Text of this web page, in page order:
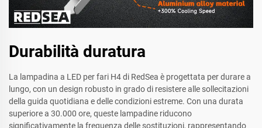
Durabilità duratura
La lampadina a LED per fari H4 di RedSea è progettata per durare a
lungo, con un design robusto in grado di resistere alle sollecitazioni
della guida quotidiana e delle condizioni estreme. Con una durata
superiore a 30.000 ore, queste lampadine riducono
significativamente la frequenza delle sostituzioni, rappresentando